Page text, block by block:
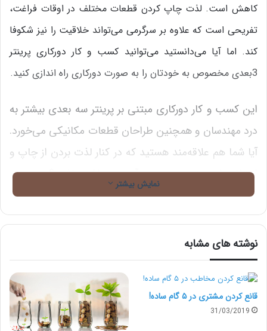
کاهش است. لذت چاپ کردن قطعات مختلف در اوقات فراغت،
تفریحی است که علاوه بر سرگرمی می‌تواند خلاقیت را نیز شکوفا
کند. اما آیا می‌دانستید می‌توانید کسب و کار دورکاری پرینتر
3بعدی مخصوص به خودتان را به صورت دورکاری راه اندازی کنید.
این کسب و کار دورکاری مبتنی بر پرینتر سه بعدی بیشتر به
درد مهندسان و همچنین طراحان قطعات مکانیکی می‌خورد.
آیا شما هم علاقه‌مند هستید که در کنار لذت بردن از چاپ و
استفاده از پرینتر سه بعدی درآمد هم داشته باشید؟
راهنمایخریدپرینتر 3 بعدی
ما در وبلاگ پارس‌فریلَنسر به شما پنج پیش نیاز قبل از عملی
کردن تصمیم خودتان برای راه اندازی کسب و کار دورکاری
پرینتر 3بعدی ارائه خواهیم داد. امیدواریم که با خواندن این
عناوین، دورنمایی مناسب از کاری که قرار است انجام دهید،
نمایش بیشتر
نوشته های مشابه
قانع کردن مشتری در ۵ گام ساده!
31/03/2019